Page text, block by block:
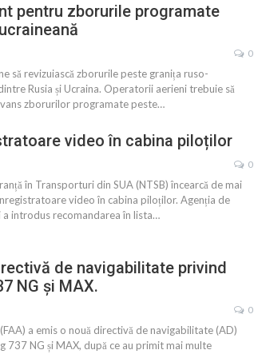
pentru zborurile programate
0
să revizuiască zborurile peste granița ruso-
Rusia și Ucraina. Operatorii aerieni trebuie să
zborurilor programate peste…
video în cabina piloților
0
în Transporturi din SUA (NTSB) încearcă de mai
video în cabina piloților. Agenția de
introdus recomandarea în lista…
de navigabilitate privind
NG și MAX.
0
a emis o nouă directivă de navigabilitate (AD)
737 NG și MAX, după ce au primit mai multe